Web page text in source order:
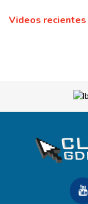
Videos recientes